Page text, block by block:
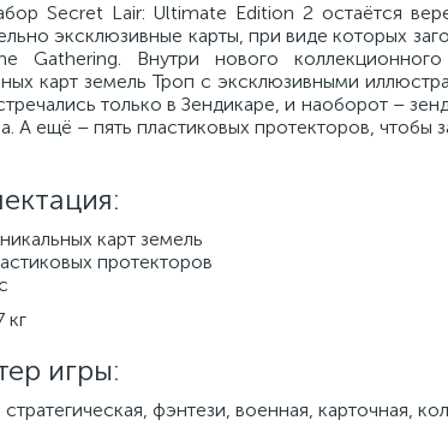
Secret Lair: Ultimate Edition 2 остаётся
эксклюзивные карты, при виде которых
Gathering. Внутри нового
карт земель Троп с эксклюзивными
только в Зендикаре, и наоборот –
А ещё – пять пластиковых протекторов,
карт земель
протекторов
кг
игры:
стратегическая, фэнтези, военная, карточная,